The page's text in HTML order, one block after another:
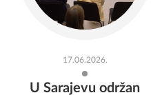
17.06.2026.
U Sarajevu održan